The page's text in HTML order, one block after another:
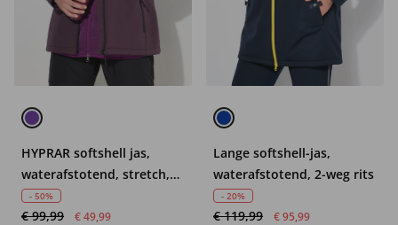
HYPRAR softshell jas,
waterafstotend, stretch,
reflector
- 50%
€ 99,99 € 49,99
Lange softshell-jas,
waterafstotend, 2-weg rits
- 20%
€ 119,99 € 95,99